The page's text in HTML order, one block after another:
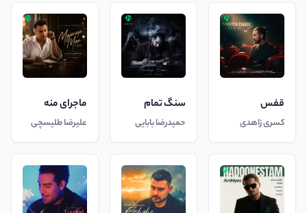
قفس
کسری زاهدی
سنگ تمام
حمیدرضا بابایی
ماجرای منه
علیرضا طلیسچی